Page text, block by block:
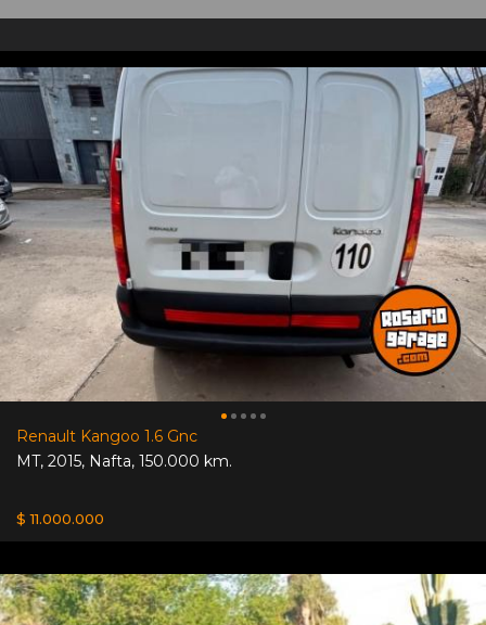
Renault Kangoo 1.6 Gnc
MT, 2015, Nafta, 150.000 km.
$ 11.000.000